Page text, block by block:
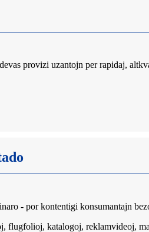
provizi uzantojn per rapidaj,
- por kontentigi konsumantajn
flugfolioj, katalogoj, reklamvideoj,